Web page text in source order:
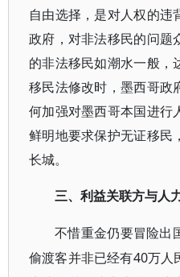
自由选择，是对人权的违
政府，对非法移民的问题
的非法移民如潮水一般，
移民法修改时，墨西哥政
何加强对墨西哥本国进行
鲜明地要求保护无证移民
长城。
三、利益关联方与人
不惜重金仍要冒险出
偷渡客并非已经有40万人